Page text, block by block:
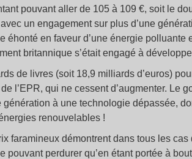
pouvant aller de 105 à 109 €, soit le
un engagement sur plus d’une
éhonté en faveur d’une énergie
britannique s’était engagé à
de livres (soit 18,9 milliards d’euros)
l’EPR, qui ne cessent d’augmenter. Le
génération à une technologie dépassée,
renouvelables !
faramineux démontrent dans tous les
pouvant perdurer qu’en étant portée à